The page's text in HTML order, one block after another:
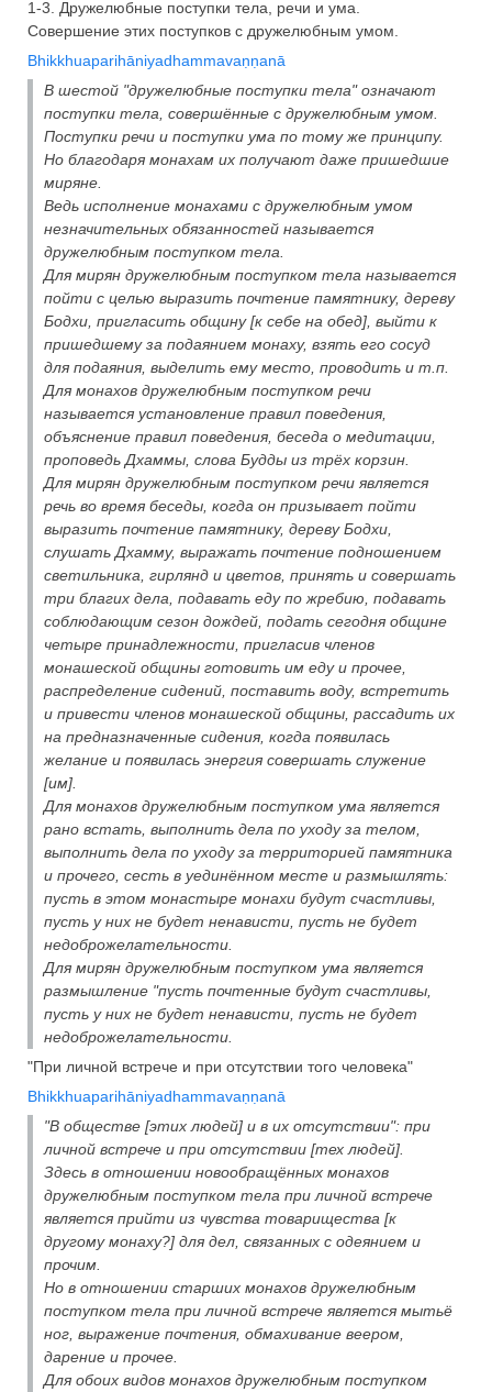
1-3. Дружелюбные поступки тела, речи и ума.
Совершение этих поступков с дружелюбным умом.
Bhikkhuaparihāniyadhammavaṇṇanā
В шестой "дружелюбные поступки тела" означают
поступки тела, совершённые с дружелюбным умом.
Поступки речи и поступки ума по тому же принципу.
Но благодаря монахам их получают даже пришедшие
миряне.
Ведь исполнение монахами с дружелюбным умом
незначительных обязанностей называется
дружелюбным поступком тела.
Для мирян дружелюбным поступком тела называется
пойти с целью выразить почтение памятнику, дереву
Бодхи, пригласить общину [к себе на обед], выйти к
пришедшему за подаянием монаху, взять его сосуд
для подаяния, выделить ему место, проводить и т.п.
Для монахов дружелюбным поступком речи
называется установление правил поведения,
объяснение правил поведения, беседа о медитации,
проповедь Дхаммы, слова Будды из трёх корзин.
Для мирян дружелюбным поступком речи является
речь во время беседы, когда он призывает пойти
выразить почтение памятнику, дереву Бодхи,
слушать Дхамму, выражать почтение подношением
светильника, гирлянд и цветов, принять и совершать
три благих дела, подавать еду по жребию, подавать
соблюдающим сезон дождей, подать сегодня общине
четыре принадлежности, пригласив членов
монашеской общины готовить им еду и прочее,
распределение сидений, поставить воду, встретить
и привести членов монашеской общины, рассадить их
на предназначенные сидения, когда появилась
желание и появилась энергия совершать служение
[им].
Для монахов дружелюбным поступком ума является
рано встать, выполнить дела по уходу за телом,
выполнить дела по уходу за территорией памятника
и прочего, сесть в уединённом месте и размышлять:
пусть в этом монастыре монахи будут счастливы,
пусть у них не будет ненависти, пусть не будет
недоброжелательности.
Для мирян дружелюбным поступком ума является
размышление "пусть почтенные будут счастливы,
пусть у них не будет ненависти, пусть не будет
недоброжелательности.
"При личной встрече и при отсутствии того человека"
Bhikkhuaparihāniyadhammavaṇṇanā
"В обществе [этих людей] и в их отсутствии": при
личной встрече и при отсутствии [тех людей].
Здесь в отношении новообращённых монахов
дружелюбным поступком тела при личной встрече
является прийти из чувства товарищества [к
другому монаху?] для дел, связанных с одеянием и
прочим.
Но в отношении старших монахов дружелюбным
поступком тела при личной встрече является мытьё
ног, выражение почтения, обмахивание веером,
дарение и прочее.
Для обоих видов монахов дружелюбным поступком